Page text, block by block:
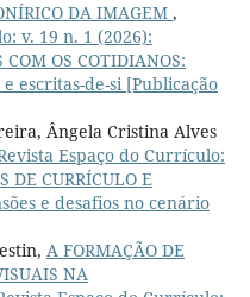
DA IMAGEM ,
v. 19 n. 1 (2026):
COM OS COTIDIANOS:
escritas-de-si [Publicação
Ângela Cristina Alves
Espaço do Currículo:
DE CURRÍCULO E
e desafios no cenário
A FORMAÇÃO DE
NA